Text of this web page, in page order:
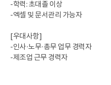
-학력: 초대졸 이상
-엑셀 및 문서관리 가능자
[우대사항]
-인사·노무·총무 업무 경력자
-제조업 근무 경력자